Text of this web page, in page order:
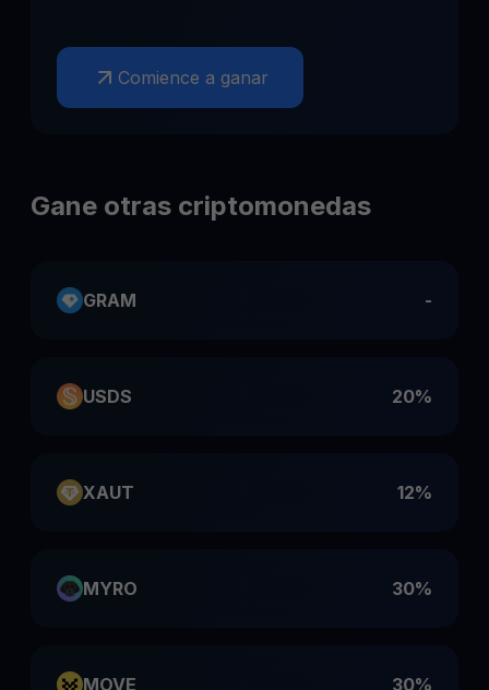
Comience a ganar
Gane otras criptomonedas
GRAM -
USDS 20%
XAUT 12%
MYRO 30%
MOVE 30%